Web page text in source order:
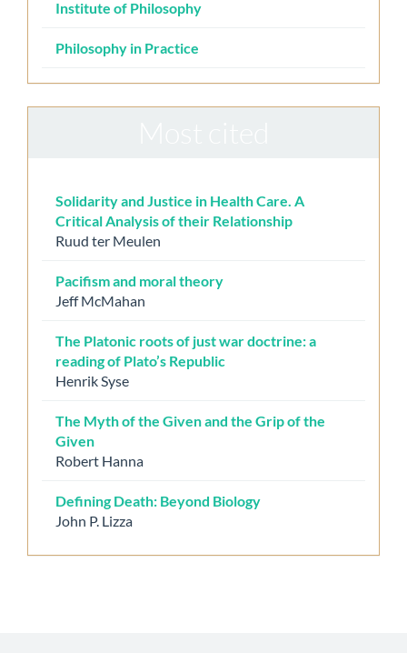
Institute of Philosophy
Philosophy in Practice
Solidarity and Justice in Health Care. A
Critical Analysis of their Relationship
Ruud ter Meulen
Pacifism and moral theory
Jeff McMahan
The Platonic roots of just war doctrine: a
reading of Plato’s Republic
Henrik Syse
The Myth of the Given and the Grip of the
Given
Robert Hanna
Defining Death: Beyond Biology
John P. Lizza